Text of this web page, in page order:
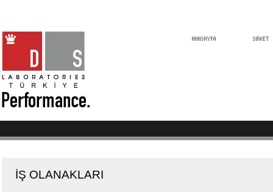
İŞ OLANAKLARI